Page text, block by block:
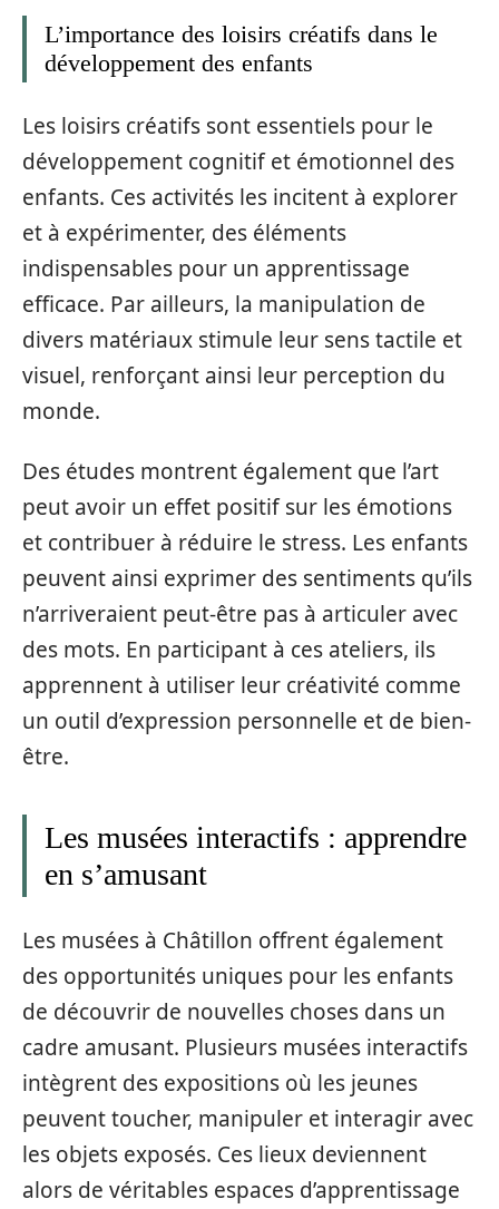
L’importance des loisirs créatifs dans le
développement des enfants
Les loisirs créatifs sont essentiels pour le
développement cognitif et émotionnel des
enfants. Ces activités les incitent à explorer
et à expérimenter, des éléments
indispensables pour un apprentissage
efficace. Par ailleurs, la manipulation de
divers matériaux stimule leur sens tactile et
visuel, renforçant ainsi leur perception du
monde.
Des études montrent également que l’art
peut avoir un effet positif sur les émotions
et contribuer à réduire le stress. Les enfants
peuvent ainsi exprimer des sentiments qu’ils
n’arriveraient peut-être pas à articuler avec
des mots. En participant à ces ateliers, ils
apprennent à utiliser leur créativité comme
un outil d’expression personnelle et de bien-
être.
Les musées interactifs : apprendre
en s’amusant
Les musées à Châtillon offrent également
des opportunités uniques pour les enfants
de découvrir de nouvelles choses dans un
cadre amusant. Plusieurs musées interactifs
intègrent des expositions où les jeunes
peuvent toucher, manipuler et interagir avec
les objets exposés. Ces lieux deviennent
alors de véritables espaces d’apprentissage